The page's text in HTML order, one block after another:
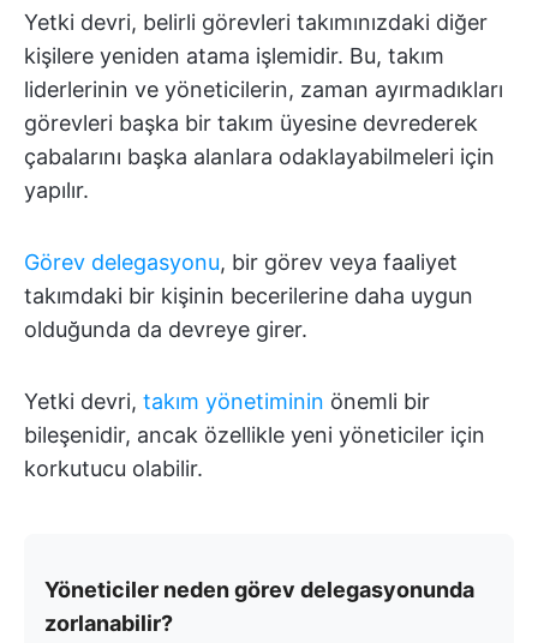
Yetki devri, belirli görevleri takımınızdaki diğer
kişilere yeniden atama işlemidir. Bu, takım
liderlerinin ve yöneticilerin, zaman ayırmadıkları
görevleri başka bir takım üyesine devrederek
çabalarını başka alanlara odaklayabilmeleri için
yapılır.
Görev delegasyonu, bir görev veya faaliyet
takımdaki bir kişinin becerilerine daha uygun
olduğunda da devreye girer.
Yetki devri, takım yönetiminin önemli bir
bileşenidir, ancak özellikle yeni yöneticiler için
korkutucu olabilir.
Yöneticiler neden görev delegasyonunda
zorlanabilir?